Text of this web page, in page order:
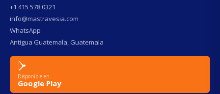
+1 415 578 0321
info@mastravesia.com
WhatsApp
Antigua Guatemala, Guatemala
Disponible en
Google Play